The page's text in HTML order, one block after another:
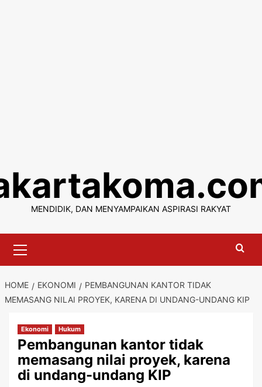
content
MENDIDIK, DAN MENYAMPAIKAN ASPIRASI RAKYAT
Menu
HOME EKONOMI
PEMBANGUNAN KANTOR TIDAK
MEMASANG NILAI PROYEK, KARENA DI UNDANG-UNDANG KIP
Ekonomi Hukum
Pembangunan kantor tidak
memasang nilai proyek, karena
di undang-undang KIP